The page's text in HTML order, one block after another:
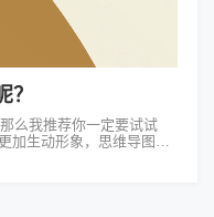
？
么我推荐你一定要试试
加生动形象，思维导图般